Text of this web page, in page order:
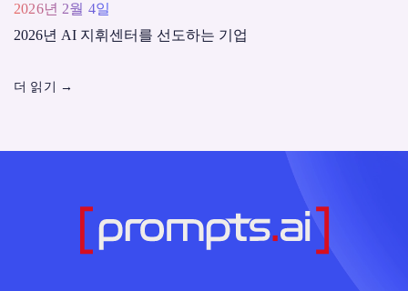
2026년 2월 4일
2026년 AI 지휘센터를 선도하는 기업
더 읽기 →